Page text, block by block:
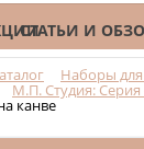
СТАТЬИ И
Наборы
М.П. Студия:
канве